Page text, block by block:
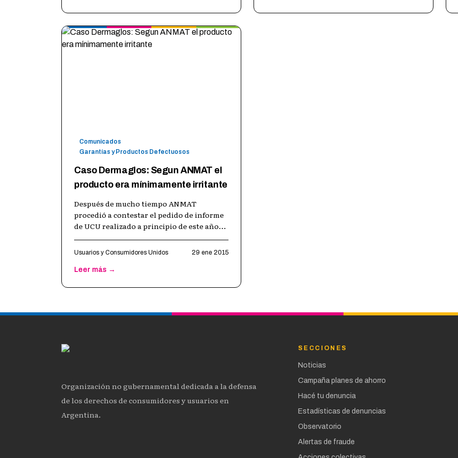
Comunicados
Garantías y Productos Defectuosos
Caso Dermaglos: Segun ANMAT el
producto era mínimamente irritante
Después de mucho tiempo ANMAT
procedió a contestar el pedido de informe
de UCU realizado a principio de este año
con motivo de los hechos sucedidos en
Enero cuando miles de niños s
Usuarios y Consumidores Unidos 29 ene 2015
Leer más →
Organización no gubernamental dedicada a la defensa
de los derechos de consumidores y usuarios en
Argentina.
SECCIONES
Noticias
Campaña planes de ahorro
Hacé tu denuncia
Estadísticas de denuncias
Observatorio
Alertas de fraude